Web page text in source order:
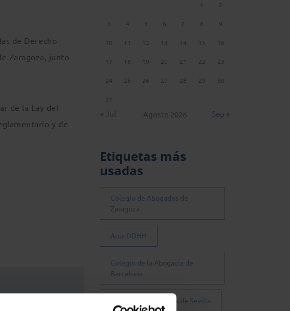
de Derecho
Zaragoza, junto
de la Lay del
y de
Agosto 2026
1 2
3 4 5 6 7 8 9
10 11 12 13 14 15 16
17 18 19 20 21 22 23
24 25 26 27 28 29 30
31
« Jul Sep »
Etiquetas más
usadas
Colegio de Abogados de
Zaragoza
Aula DDHH
Colegio de la Abogacía de
Barcelona
Colegio de Abogados de Sevilla